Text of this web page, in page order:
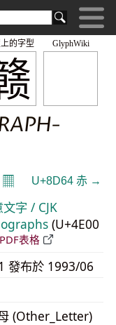
GlyphWiki
的字型
𝄜 U+8D64 赤 →
文字 / CJK
(U+4E00
PDF表格
發布於 1993/06
(Other_Letter)